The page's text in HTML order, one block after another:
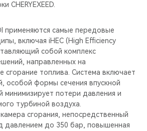
CHERYEXEED.
применяются самые передовые
включая iHEC (High Efficiency
собой комплекс
направленных на
сгорание топлива. Система включает
особой формы сечения впускной
минимизирует потери давления и
турбиной воздуха.
сгорания, непосредственный
давлением до 350 бар, повышенная